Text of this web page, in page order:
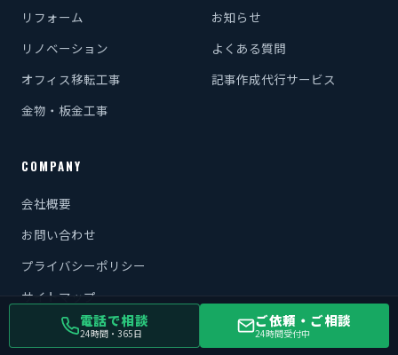
リフォーム
リノベーション
オフィス移転工事
金物・板金工事
お知らせ
よくある質問
記事作成代行サービス
COMPANY
会社概要
お問い合わせ
プライバシーポリシー
サイトマップ
電話で相談
24時間・365日
ご依頼・ご相談
24時間受付中